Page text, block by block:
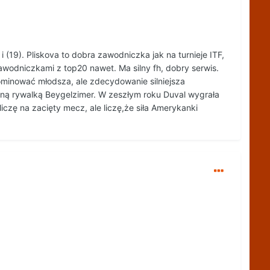
Pliskova to dobra zawodniczka jak na turnieje ITF,
z top20 nawet. Ma silny fh, dobry serwis.
młodsza, ale zdecydowanie silniejsza
Beygelzimer. W zeszłym roku Duval wygrała
na zacięty mecz, ale liczę,że siła Amerykanki